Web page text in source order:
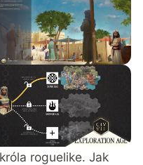
roguelike. Jak